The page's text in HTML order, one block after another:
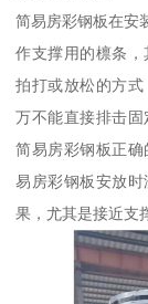
简易房彩钢板在安
作支撑用的檩条
拍打或放松的方
万不能直接排击
简易房彩钢板正
易房彩钢板安放
果，尤其是接近支